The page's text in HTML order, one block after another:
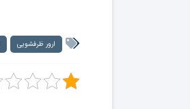
ارور ظرفشویی